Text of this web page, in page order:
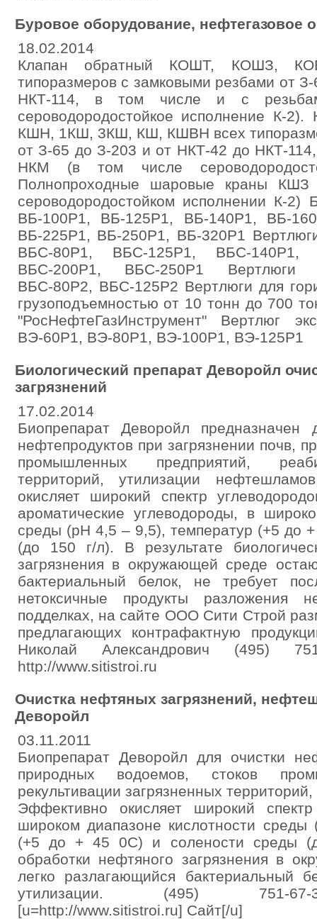
Буровое оборудование, нефтегазовое
18.02.2014
Клапан обратный КОШТ, КОШЗ,
типоразмеров с замковыми резбами от
НКТ-114, в том числе и с
сероводородостойкое исполнение К-
КШН, 1КШ, 3КШ, КШ, КШВН всех
от З-65 до З-203 и от НКТ-42 до НКТ-
НКМ (в том числе
Полнопроходные шаровые краны
сероводородостойком исполнении К-2)
ВБ-100Р1, ВБ-125Р1, ВБ-140Р1, ВБ-
ВБ-225Р1, ВБ-250Р1, ВБ-320Р1
ВБС-80Р1, ВБС-125Р1, ВБС-140Р1,
ВБС-200Р1, ВБС-250Р1 Вертлюги
ВБС-80Р2, ВБС-125Р2 Вертлюги для
грузоподъемностью от 10 тонн до 700
"РосНефтеГазИнструмент" Вертлюг
ВЭ-60Р1, ВЭ-80Р1, ВЭ-100Р1, ВЭ-125Р1
Биологический препарат Деворойл
загрязнений
17.02.2014
Биопрепарат Деворойл
нефтепродуктов при загрязнении почв,
промышленных предприятий,
территорий, утилизации
окисляет широкий спектр
ароматические углеводороды, в
среды (рН 4,5 – 9,5), температур (+5 до
(до 150 г/л). В результате
загрязнения в окружающей среде
бактериальный белок, не требует
нетоксичные продукты разложения
подделках, на сайте ООО Сити Строй
предлагающих контрафактную
Николай Александрович (495)
http://www.sitistroi.ru
Очистка нефтяных загрязнений,
Деворойл
03.11.2011
Биопрепарат Деворойл для очистки
природных водоемов, стоков
рекультивации загрязненных
Эффективно окисляет широкий
широком диапазоне кислотности
(+5 до + 45 0С) и солености среды
обработки нефтяного загрязнения в
легко разлагающийся бактериальный
утилизации. (495) 751-67-
[u=http://www.sitistroi.ru] Сайт[/u]